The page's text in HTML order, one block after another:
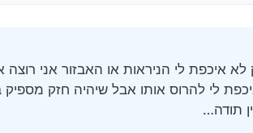
איכפת לי הניראות או האבזור אני רוצה
לי להרוס אותו אבל שיהיה חזק
תודה…